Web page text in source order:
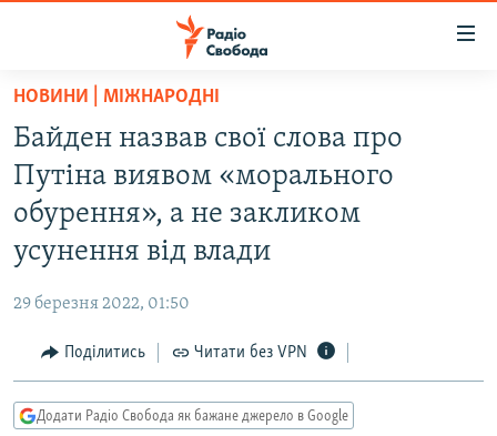
Перейти
основного
матеріалу
Перейти
до
основної
Перейти
пошуку
ВСЕ ЗА ДОБУ
СТАТТІ
СУСПІЛЬСТВО
КУЛЬТУРА
СПОРТ
ДОНБАС.РЕАЛІЇ
КРИМ.РЕАЛІЇ
ТИ ЯК?
НОВИНИ | МІЖНАРОДНІ
Байден назвав свої слова про
Путіна виявом «морального
обурення», а не закликом
усунення від влади
29 березня 2022, 01:50
Поділитись Читати без VPN
Додати Радіо Свобода як бажане джерело в Google